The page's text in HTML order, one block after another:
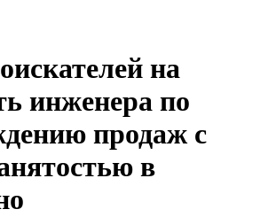
на
инженера по
продаж с
в